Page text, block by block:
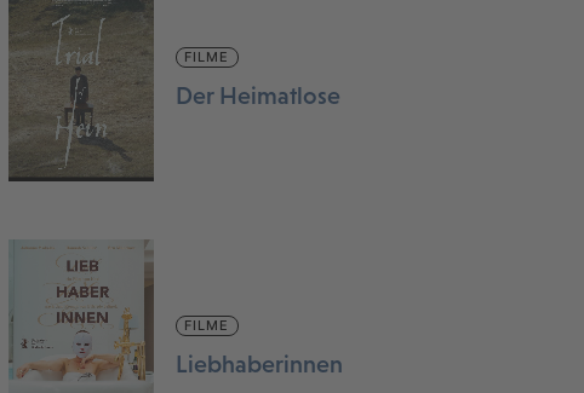
FILME
Der Heimatlose
FILME
Liebhaberinnen